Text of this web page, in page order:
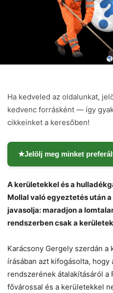
Ha kedveled az oldalunkat,
kedvenc forrásként — így
cikkeinket a keresőben!
★Jelölj meg minket
A kerületekkel és a
Mollal való egyeztetés után
javasolja: maradjon a
rendszerben csak a
Karácsony Gergely szerdán
írásában azt kifogásolta, hogy
rendszerének átalakításáról a
fővárossal és a kerületekkel
Helló! Miben segíthetek ma?